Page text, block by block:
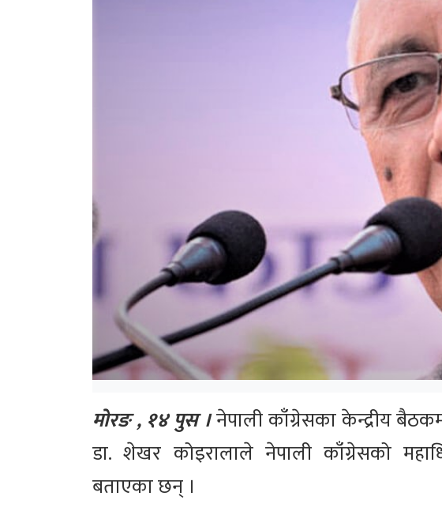
मोरङ , १४ पुस ।नेपाली काँग्रेसका केन्द्रीय
डा. शेखर कोइरालाले नेपाली काँग्रेसको
बताएका छन् ।